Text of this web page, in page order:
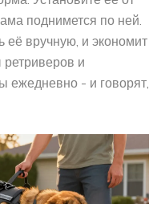
поднимется по ней.
её вручную, и экономит
и
ежедневно - и говорят,